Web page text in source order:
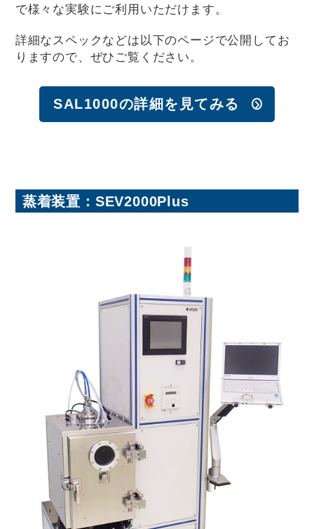
で様々な実験にご利用いただけます。
詳細なスペックなどは以下のページで公開してお
りますので、ぜひご覧ください。
SAL1000の詳細を見てみる
蒸着装置：SEV2000Plus